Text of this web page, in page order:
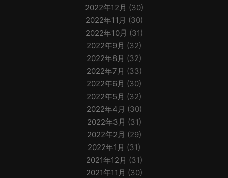
2022年12月 (30)
2022年11月 (30)
2022年10月 (31)
2022年9月 (32)
2022年8月 (32)
2022年7月 (33)
2022年6月 (30)
2022年5月 (32)
2022年4月 (30)
2022年3月 (31)
2022年2月 (29)
2022年1月 (31)
2021年12月 (31)
2021年11月 (30)